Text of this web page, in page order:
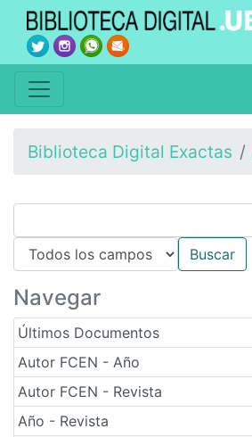
Biblioteca Digital Exactas
Navegar
Últimos Documentos
Autor FCEN - Año
Autor FCEN - Revista
Año - Revista